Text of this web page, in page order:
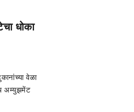
धोका
वेळा
अम्युझमेंट